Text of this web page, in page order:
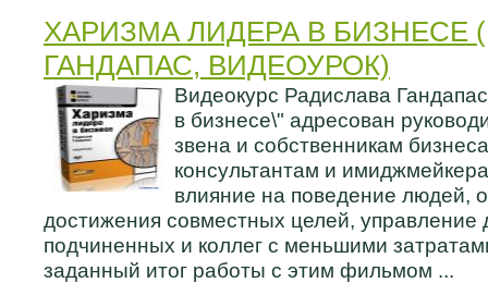
ХАРИЗМА ЛИДЕРА В БИЗНЕСЕ
ГАНДАПАС, ВИДЕОУРОК)
Видеокурс Радислава
в бизнесе\" адресован
звена и собственникам
консультантам и
влияние на поведение людей,
достижения совместных целей, управление
подчиненных и коллег с меньшими
заданный итог работы с этим фильмом ...